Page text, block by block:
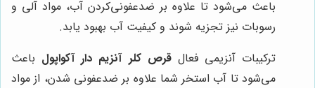
باعث می‌شود تا علاوه بر ضدعفونی‌کردن آب، مواد آلی و
رسوبات نیز تجزیه شوند و کیفیت آب بهبود یابد.
ترکیبات آنزیمی فعالقرص کلر آنزیم دار آکواپول باعث
می‌شود تا آب استخر شما علاوه بر ضدعفونی شدن، از مواد